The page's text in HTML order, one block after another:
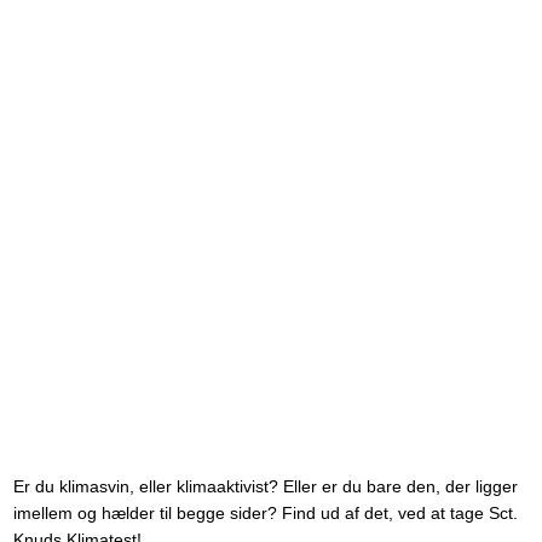
Er du klimasvin, eller klimaaktivist? Eller er du bare den, der ligger
imellem og hælder til begge sider? Find ud af det, ved at tage Sct.